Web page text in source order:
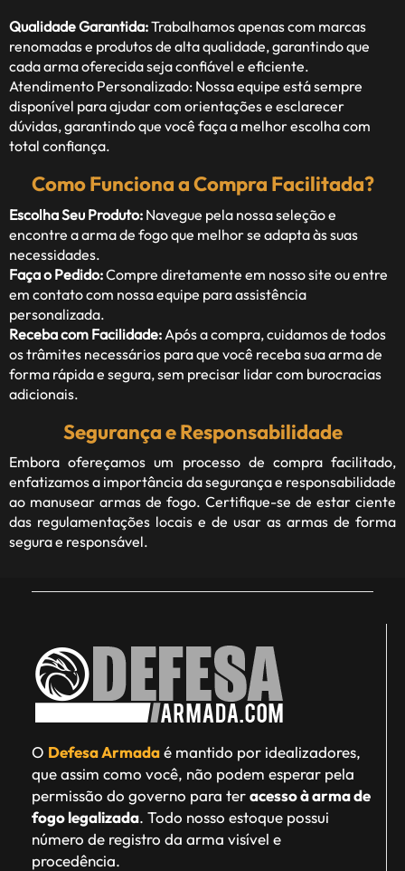
Qualidade Garantida:Trabalhamos apenas com marcas
renomadas e produtos de alta qualidade, garantindo que
cada arma oferecida seja confiável e eficiente.
Atendimento Personalizado: Nossa equipe está sempre
disponível para ajudar com orientações e esclarecer
dúvidas, garantindo que você faça a melhor escolha com
total confiança.
Como Funciona a Compra Facilitada?
Escolha Seu Produto: Navegue pela nossa seleção e
encontre a arma de fogo que melhor se adapta às suas
necessidades.
Faça o Pedido:Compre diretamente em nosso site ou entre
em contato com nossa equipe para assistência
personalizada.
Receba com Facilidade: Após a compra, cuidamos de todos
os trâmites necessários para que você receba sua arma de
forma rápida e segura, sem precisar lidar com burocracias
adicionais.
Segurança e Responsabilidade
Embora ofereçamos um processo de compra facilitado,
enfatizamos a importância da segurança e responsabilidade
ao manusear armas de fogo. Certifique-se de estar ciente
das regulamentações locais e de usar as armas de forma
segura e responsável.
O Defesa Armadaé mantido por idealizadores,
que assim como você, não podem esperar pela
permissão do governo para teracesso à arma de
fogo legalizada. Todo nosso estoque possui
número de registro da arma visível e
procedência.